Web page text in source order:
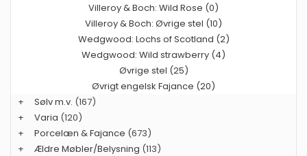
Villeroy & Boch: Wild Rose (0)
Villeroy & Boch: Øvrige stel (10)
Wedgwood: Lochs of Scotland (2)
Wedgwood: Wild strawberry (4)
Øvrige stel (25)
Øvrigt engelsk Fajance (20)
+
Sølv m.v. (167)
+
Varia (120)
+
Porcelæn & Fajance (673)
+
Ældre Møbler/Belysning (113)